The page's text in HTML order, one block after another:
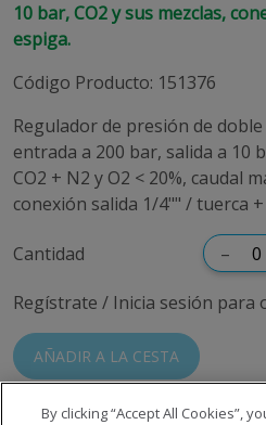
10 bar, CO2 y sus mezclas,
espiga.
Código Producto: 151376
Regulador de presión de
entrada a 200 bar, salida a 10
CO2 + N2 y O2 < 20%, caudal
conexión salida 1/4"" / tuerca
Cantidad –
AÑADIR A LA CESTA
By clicking “Accept All Cookies”,